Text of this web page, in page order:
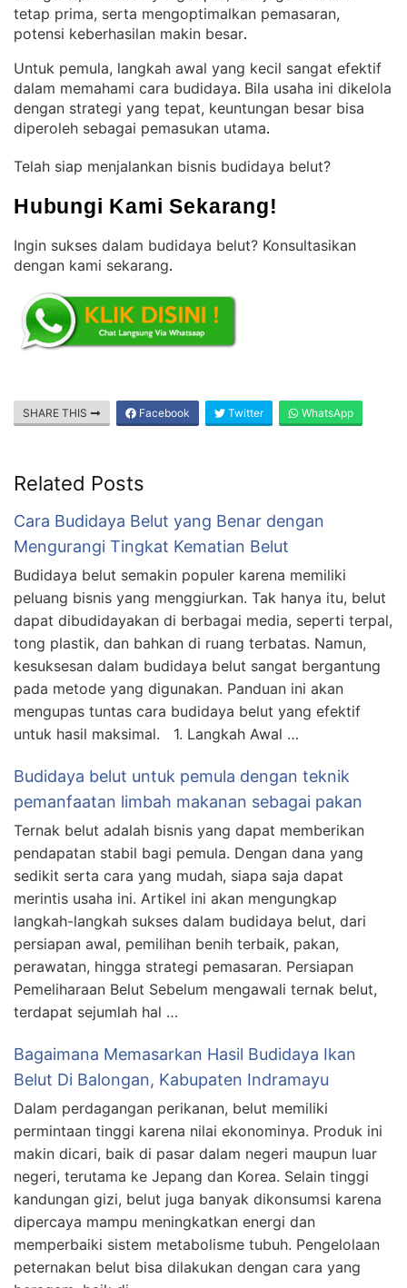
tetap prima, serta mengoptimalkan pemasaran,
potensi keberhasilan makin besar.
Untuk pemula, langkah awal yang kecil sangat efektif
dalam memahami cara budidaya. Bila usaha ini dikelola
dengan strategi yang tepat, keuntungan besar bisa
diperoleh sebagai pemasukan utama.
Telah siap menjalankan bisnis budidaya belut?
Hubungi Kami Sekarang!
Ingin sukses dalam budidaya belut? Konsultasikan
dengan kami sekarang.
SHARE THIS Facebook Twitter WhatsApp
Related Posts
Cara Budidaya Belut yang Benar dengan
Mengurangi Tingkat Kematian Belut
Budidaya belut semakin populer karena memiliki
peluang bisnis yang menggiurkan. Tak hanya itu, belut
dapat dibudidayakan di berbagai media, seperti terpal,
tong plastik, dan bahkan di ruang terbatas. Namun,
kesuksesan dalam budidaya belut sangat bergantung
pada metode yang digunakan. Panduan ini akan
mengupas tuntas cara budidaya belut yang efektif
untuk hasil maksimal. 1. Langkah Awal …
Budidaya belut untuk pemula dengan teknik
pemanfaatan limbah makanan sebagai pakan
Ternak belut adalah bisnis yang dapat memberikan
pendapatan stabil bagi pemula. Dengan dana yang
sedikit serta cara yang mudah, siapa saja dapat
merintis usaha ini. Artikel ini akan mengungkap
langkah-langkah sukses dalam budidaya belut, dari
persiapan awal, pemilihan benih terbaik, pakan,
perawatan, hingga strategi pemasaran. Persiapan
Pemeliharaan Belut Sebelum mengawali ternak belut,
terdapat sejumlah hal …
Bagaimana Memasarkan Hasil Budidaya Ikan
Belut Di Balongan, Kabupaten Indramayu
Dalam perdagangan perikanan, belut memiliki
permintaan tinggi karena nilai ekonominya. Produk ini
makin dicari, baik di pasar dalam negeri maupun luar
negeri, terutama ke Jepang dan Korea. Selain tinggi
kandungan gizi, belut juga banyak dikonsumsi karena
dipercaya mampu meningkatkan energi dan
memperbaiki sistem metabolisme tubuh. Pengelolaan
peternakan belut bisa dilakukan dengan cara yang